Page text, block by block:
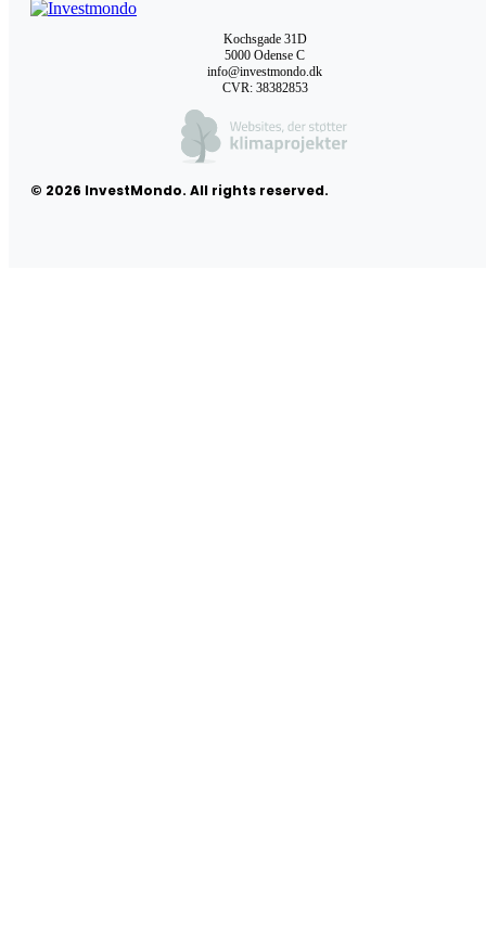
Kochsgade 31D
5000 Odense C
info@investmondo.dk
CVR: 38382853
© 2026 InvestMondo. All rights reserved.